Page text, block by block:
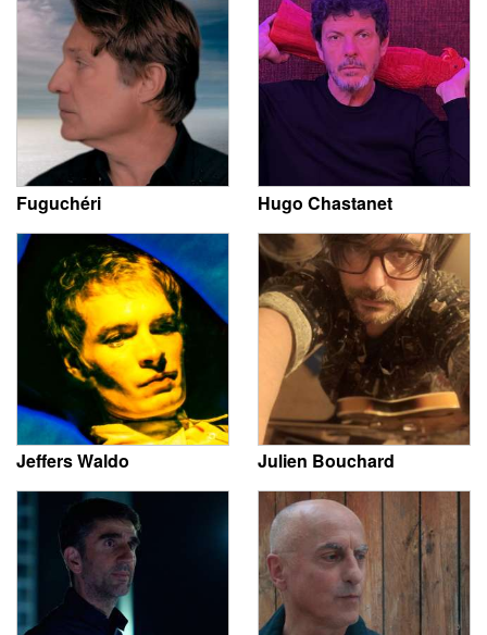
Fuguchéri Hugo Chastanet
Jeffers Waldo Julien Bouchard